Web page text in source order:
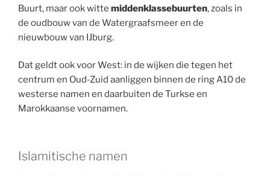
Buurt, maar ook witte middenklassebuurten, zoals in
de oudbouw van de Watergraafsmeer en de
nieuwbouw van IJburg.
Dat geldt ook voor West: in de wijken die tegen het
centrum en Oud-Zuid aanliggen binnen de ring A10 de
westerse namen en daarbuiten de Turkse en
Marokkaanse voornamen.
Islamitische namen